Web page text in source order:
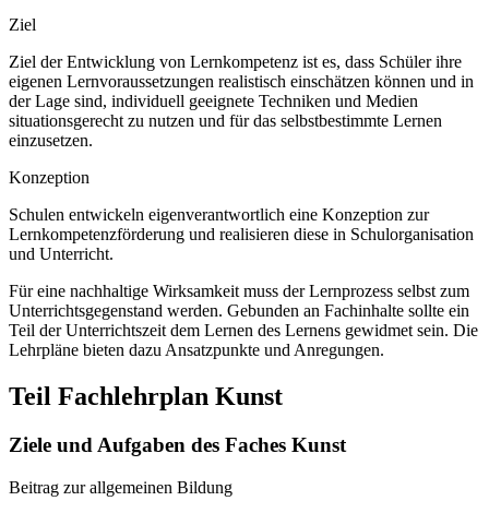
Ziel
Ziel der Entwicklung von Lernkompetenz ist es, dass Schüler ihre
eigenen Lernvoraussetzungen realistisch einschätzen können und in
der Lage sind, individuell geeignete Techniken und Medien
situationsgerecht zu nutzen und für das selbstbestimmte Lernen
einzusetzen.
Konzeption
Schulen entwickeln eigenverantwortlich eine Konzeption zur
Lernkompetenzförderung und realisieren diese in Schulorganisation
und Unterricht.
Für eine nachhaltige Wirksamkeit muss der Lernprozess selbst zum
Unterrichtsgegenstand werden. Gebunden an Fachinhalte sollte ein
Teil der Unterrichtszeit dem Lernen des Lernens gewidmet sein. Die
Lehrpläne bieten dazu Ansatzpunkte und Anregungen.
Teil Fachlehrplan Kunst
Ziele und Aufgaben des Faches Kunst
Beitrag zur allgemeinen Bildung